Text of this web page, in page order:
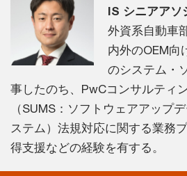
IS シニアアソ
外資系自動車
内外のOEM向
のシステム・
事したのち、PwCコンサルティ
（SUMS：ソフトウェアアップ
ステム）法規対応に関する業務
得支援などの経験を有する。